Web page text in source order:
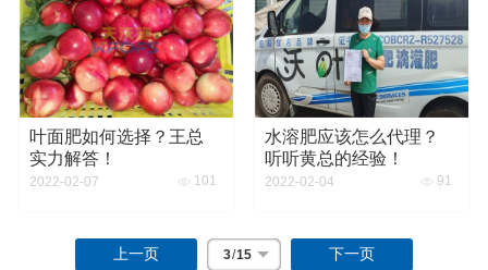
叶面肥如何选择？王总
实力解答！
2022-02-07 101
水溶肥应该怎么代理？
听听黄总的经验！
2022-02-04 91
上一页 3/15 下一页